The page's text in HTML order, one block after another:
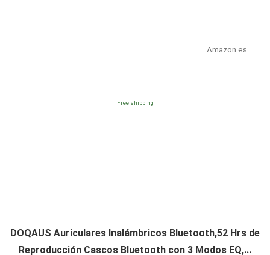
Amazon.es
Free shipping
DOQAUS Auriculares Inalámbricos Bluetooth,52 Hrs de
Reproducción Cascos Bluetooth con 3 Modos EQ,...